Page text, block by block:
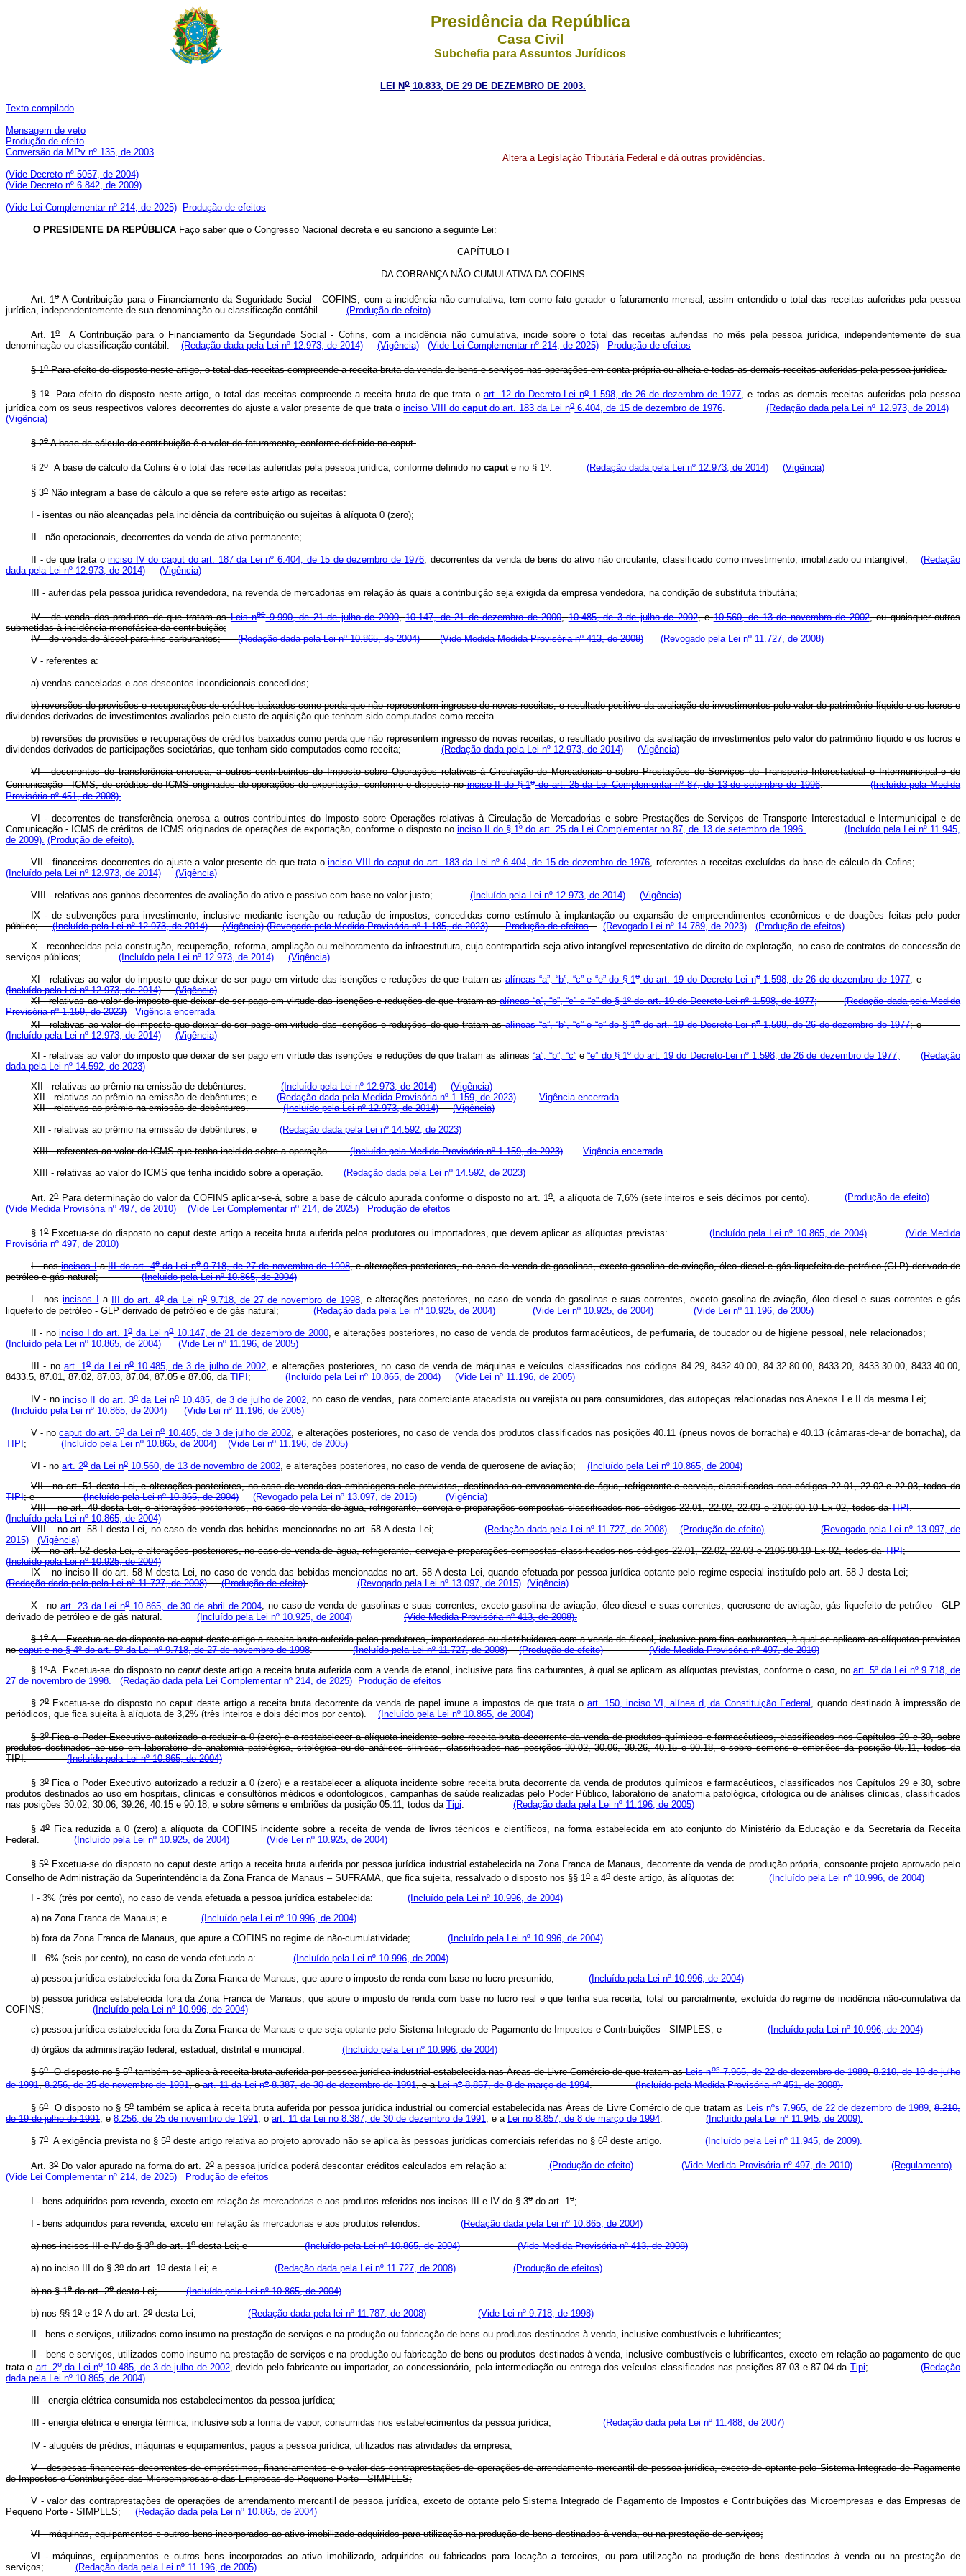
Presidência da República
Casa Civil
Subchefia para Assuntos Jurídicos
LEI No 10.833, DE 29 DE DEZEMBRO DE 2003.
Texto compilado
Mensagem de veto
Produção de efeito
Conversão da MPv nº 135, de 2003
(Vide Decreto nº 5057, de 2004)
(Vide Decreto nº 6.842, de 2009)
(Vide Lei Complementar nº 214, de 2025) Produção de efeitos
Altera a Legislação Tributária Federal e dá outras providências.
O PRESIDENTE DA REPÚBLICA Faço saber que o Congresso Nacional decreta e eu sanciono a seguinte Lei:
CAPÍTULO I
DA COBRANÇA NÃO-CUMULATIVA DA COFINS
Art. 1oA Contribuição para o Financiamento da Seguridade Social - COFINS, com a incidência não-cumulativa, tem como fato gerador o faturamento mensal, assim entendido o total das receitas auferidas pela pessoa
jurídica, independentemente de sua denominação ou classificação contábil.
(Produção de efeito)
Art. 1oA Contribuição para o Financiamento da Seguridade Social - Cofins, com a incidência não cumulativa, incide sobre o total das receitas auferidas no mês pela pessoa jurídica, independentemente de sua
denominação ou classificação contábil. (Redação dada pela Lei nº 12.973, de 2014) (Vigência) (Vide Lei Complementar nº 214, de 2025) Produção de efeitos
§ 1oPara efeito do disposto neste artigo, o total das receitas compreende a receita bruta da venda de bens e serviços nas operações em conta própria ou alheia e todas as demais receitas auferidas pela pessoa jurídica.
§ 1o Para efeito do disposto neste artigo, o total das receitas compreende a receita bruta de que trata o art. 12 do Decreto-Lei no1.598, de 26 de dezembro de 1977, e todas as demais receitas auferidas pela pessoa
jurídica com os seus respectivos valores decorrentes do ajuste a valor presente de que trata oinciso VIII do caputdo art. 183 da Lei no6.404, de 15 de dezembro de 1976.(Redação dada pela Lei nº 12.973, de 2014)
(Vigência)
§ 2oA base de cálculo da contribuição é o valor do faturamento, conforme definido no caput.
§ 2o A base de cálculo da Cofins é o total das receitas auferidas pela pessoa jurídica, conforme definido no capute no § 1o. (Redação dada pela Lei nº 12.973, de 2014) (Vigência)
§ 3o Não integram a base de cálculo a que se refere este artigo as receitas:
I - isentas ou não alcançadas pela incidência da contribuição ou sujeitas à alíquota 0 (zero);
II - não-operacionais, decorrentes da venda de ativo permanente;
II - de que trata oinciso IV do caput do art. 187 da Lei nº 6.404, de 15 de dezembro de 1976, decorrentes da venda de bens do ativo não circulante, classificado como investimento, imobilizado ou intangível;(Redação
dada pela Lei nº 12.973, de 2014)
(Vigência)
III - auferidas pela pessoa jurídica revendedora, na revenda de mercadorias em relação às quais a contribuição seja exigida da empresa vendedora, na condição de substituta tributária;
IV - de venda dos produtos de que tratam asLeis nos9.990, de 21 de julho de 2000,10.147, de 21 de dezembro de 2000,10.485, de 3 de julho de 2002, e10.560, de 13 de novembro de 2002, ou quaisquer outras
submetidas à incidência monofásica da contribuição;
IV - de venda de álcool para fins carburantes;(Redação dada pela Lei nº 10.865, de 2004) (Vide Medida Medida Provisória nº 413, de 2008) (Revogado pela Lei nº 11.727, de 2008)
V - referentes a:
a) vendas canceladas e aos descontos incondicionais concedidos;
b) reversões de provisões e recuperações de créditos baixados como perda que não representem ingresso de novas receitas, o resultado positivo da avaliação de investimentos pelo valor do patrimônio líquido e os lucros e
dividendos derivados de investimentos avaliados pelo custo de aquisição que tenham sido computados como receita.
b) reversões de provisões e recuperações de créditos baixados como perda que não representem ingresso de novas receitas, o resultado positivo da avaliação de investimentos pelo valor do patrimônio líquido e os lucros e
dividendos derivados de participações societárias, que tenham sido computados como receita; (Redação dada pela Lei nº 12.973, de 2014) (Vigência)
VI - decorrentes de transferência onerosa, a outros contribuintes do Imposto sobre Operações relativas à Circulação de Mercadorias e sobre Prestações de Serviços de Transporte Interestadual e Intermunicipal e de
Comunicação - ICMS, de créditos de ICMS originados de operações de exportação, conforme o disposto noinciso II do § 1odo art. 25 da Lei Complementar nº87, de 13 de setembro de 1996.(Incluído pela Medida
Provisória nº 451, de 2008).
VI - decorrentes de transferência onerosa a outros contribuintes do Imposto sobre Operações relativas à Circulação de Mercadorias e sobre Prestações de Serviços de Transporte Interestadual e Intermunicipal e de
Comunicação - ICMS de créditos de ICMS originados de operações de exportação, conforme o disposto no inciso II do § 1º do art. 25 da Lei Complementar no 87, de 13 de setembro de 1996.
(Incluído pela Lei nº 11.945,
de 2009). (Produção de efeito).
VII - financeiras decorrentes do ajuste a valor presente de que trata oinciso VIII do caput do art. 183 da Lei nº 6.404, de 15 de dezembro de 1976 , referentes a receitas excluídas da base de cálculo da Cofins;
(Incluído pela Lei nº 12.973, de 2014)
(Vigência)
VIII - relativas aos ganhos decorrentes de avaliação do ativo e passivo com base no valor justo; (Incluído pela Lei nº 12.973, de 2014)
(Vigência)
IX - de subvenções para investimento, inclusive mediante isenção ou redução de impostos, concedidas como estímulo à implantação ou expansão de empreendimentos econômicos e de doações feitas pelo poder
público;(Incluído pela Lei nº 12.973, de 2014) (Vigência) (Revogado pela Medida Provisória nº 1.185, de 2023) Produção de efeitos (Revogado Lei nº 14.789, de 2023)
(Produção de efeitos)
X - reconhecidas pela construção, recuperação, reforma, ampliação ou melhoramento da infraestrutura, cuja contrapartida seja ativo intangível representativo de direito de exploração, no caso de contratos de concessão de
serviços públicos; (Incluído pela Lei nº 12.973, de 2014) (Vigência)
XI - relativas ao valor do imposto que deixar de ser pago em virtude das isenções e reduções de que tratam asalíneas “a”, “b”, “c” e “e” do § 1odo art. 19 do Decreto-Lei no1.598, de 26 de dezembro de 1977; e
(Incluído pela Lei nº 12.973, de 2014)
(Vigência)
XI - relativas ao valor do imposto que deixar de ser pago em virtude das isenções e reduções de que tratam asalíneas “a”, “b”, “c” e “e” do § 1º do art. 19 do Decreto-Lei nº 1.598, de 1977;
(Redação dada pela Medida
Provisória nº 1.159, de 2023)
Vigência encerrada
XI - relativas ao valor do imposto que deixar de ser pago em virtude das isenções e reduções de que tratam asalíneas “a”, “b”, “c” e “e” do § 1odo art. 19 do Decreto-Lei no1.598, de 26 de dezembro de 1977; e
(Incluído pela Lei nº 12.973, de 2014)
(Vigência)
XI - relativas ao valor do imposto que deixar de ser pago em virtude das isenções e reduções de que tratam as alíneas “a”, “b”, “c” e“e” do § 1º do art. 19 do Decreto-Lei nº 1.598, de 26 de dezembro de 1977;
(Redação
dada pela Lei nº 14.592, de 2023)
XII - relativas ao prêmio na emissão de debêntures.(Incluído pela Lei nº 12.973, de 2014)
(Vigência)
XII - relativas ao prêmio na emissão de debêntures; e(Redação dada pela Medida Provisória nº 1.159, de 2023)
Vigência encerrada
XII - relativas ao prêmio na emissão de debêntures.(Incluído pela Lei nº 12.973, de 2014)
(Vigência)
XII - relativas ao prêmio na emissão de debêntures; e (Redação dada pela Lei nº 14.592, de 2023)
XIII - referentes ao valor do ICMS que tenha incidido sobre a operação.(Incluído pela Medida Provisória nº 1.159, de 2023)
Vigência encerrada
XIII - relativas ao valor do ICMS que tenha incidido sobre a operação. (Redação dada pela Lei nº 14.592, de 2023)
Art. 2oPara determinação do valor da COFINS aplicar-se-á, sobre a base de cálculo apurada conforme o disposto no art. 1o, a alíquota de 7,6% (sete inteiros e seis décimos por cento).
(Produção de efeito)
(Vide Medida Provisória nº 497, de 2010)
(Vide Lei Complementar nº 214, de 2025) Produção de efeitos
§ 1oExcetua-se do disposto no caput deste artigo a receita bruta auferida pelos produtores ou importadores, que devem aplicar as alíquotas previstas: (Incluído pela Lei nº 10.865, de 2004)
(Vide Medida
Provisória nº 497, de 2010)
I - nosincisos IaIII do art. 4oda Lei no9.718, de 27 de novembro de 1998, e alterações posteriores, no caso de venda de gasolinas, exceto gasolina de aviação, óleo diesel e gás liquefeito de petróleo (GLP) derivado de
petróleo e gás natural;(Incluído pela Lei nº 10.865, de 2004)
I - nosincisos I a III do art. 4oda Lei no9.718, de 27 de novembro de 1998, e alterações posteriores, no caso de venda de gasolinas e suas correntes, exceto gasolina de aviação, óleo diesel e suas correntes e gás
liquefeito de petróleo - GLP derivado de petróleo e de gás natural; (Redação dada pela Lei nº 10.925, de 2004) (Vide Lei nº 10.925, de 2004) (Vide Lei nº 11.196, de 2005)
II - noinciso I do art. 1oda Lei no10.147, de 21 de dezembro de 2000, e alterações posteriores, no caso de venda de produtos farmacêuticos, de perfumaria, de toucador ou de higiene pessoal, nele relacionados;
(Incluído pela Lei nº 10.865, de 2004)
(Vide Lei nº 11.196, de 2005)
III - no art. 1oda Lei no10.485, de 3 de julho de 2002, e alterações posteriores, no caso de venda de máquinas e veículos classificados nos códigos 84.29, 8432.40.00, 84.32.80.00, 8433.20, 8433.30.00, 8433.40.00,
8433.5, 87.01, 87.02, 87.03, 87.04, 87.05 e 87.06, da TIPI ; (Incluído pela Lei nº 10.865, de 2004) (Vide Lei nº 11.196, de 2005)
IV - no inciso II do art. 3oda Lei no 10.485, de 3 de julho de 2002, no caso de vendas, para comerciante atacadista ou varejista ou para consumidores, das autopeças relacionadas nos Anexos I e II da mesma Lei;
(Incluído pela Lei nº 10.865, de 2004)
(Vide Lei nº 11.196, de 2005)
V - nocaput do art. 5oda Lei no10.485, de 3 de julho de 2002, e alterações posteriores, no caso de venda dos produtos classificados nas posições 40.11 (pneus novos de borracha) e 40.13 (câmaras-de-ar de borracha), da
TIPI ; (Incluído pela Lei nº 10.865, de 2004) (Vide Lei nº 11.196, de 2005)
VI - no art. 2o da Lei no 10.560, de 13 de novembro de 2002, e alterações posteriores, no caso de venda de querosene de aviação; (Incluído pela Lei nº 10.865, de 2004)
VII - no art. 51 desta Lei, e alterações posteriores, no caso de venda das embalagens nele previstas, destinadas ao envasamento de água, refrigerante e cerveja, classificados nos códigos 22.01, 22.02 e 22.03, todos da
TIPI; e(Incluído pela Lei nº 10.865, de 2004) (Revogado pela Lei nº 13.097, de 2015)
(Vigência)
VIII – no art. 49 desta Lei, e alterações posteriores, no caso de venda de água, refrigerante, cerveja e preparações compostas classificados nos códigos 22.01, 22.02, 22.03 e 2106.90.10 Ex 02, todos daTIPI.
(Incluído pela Lei nº 10.865, de 2004)
VIII – no art. 58-I desta Lei, no caso de venda das bebidas mencionadas no art. 58-A desta Lei; (Redação dada pela Lei nº 11.727, de 2008) (Produção de efeito)
(Revogado pela Lei nº 13.097, de
2015)
(Vigência)
IX - no art. 52 desta Lei, e alterações posteriores, no caso de venda de água, refrigerante, cerveja e preparações compostas classificados nos códigos 22.01, 22.02, 22.03 e 2106.90.10 Ex 02, todos daTIPI;
(Incluído pela Lei nº 10.925, de 2004)
IX – no inciso II do art. 58-M desta Lei, no caso de venda das bebidas mencionadas no art. 58-A desta Lei, quando efetuada por pessoa jurídica optante pelo regime especial instituído pelo art. 58-J desta Lei;
(Redação dada pela pela Lei nº 11.727, de 2008)
(Produção de efeito) (Revogado pela Lei nº 13.097, de 2015) (Vigência)
X - noart. 23 da Lei no10.865, de 30 de abril de 2004, no caso de venda de gasolinas e suas correntes, exceto gasolina de aviação, óleo diesel e suas correntes, querosene de aviação, gás liquefeito de petróleo - GLP
derivado de petróleo e de gás natural. (Incluído pela Lei nº 10.925, de 2004) (Vide Medida Provisória nº 413, de 2008).
§ 1o-A. Excetua-se do disposto no caput deste artigo a receita bruta auferida pelos produtores, importadores ou distribuidores com a venda de álcool, inclusive para fins carburantes, à qual se aplicam as alíquotas previstas
nocaput e no § 4º do art. 5º da Lei nº 9.718, de 27 de novembro de 1998.(Incluído pela Lei nº 11.727, de 2008) (Produção de efeito)
(Vide Medida Provisória nº 497, de 2010)
§ 1º-A. Excetua-se do disposto nocaput deste artigo a receita bruta auferida com a venda de etanol, inclusive para fins carburantes, à qual se aplicam as alíquotas previstas, conforme o caso, no art. 5º da Lei nº 9.718, de
27 de novembro de 1998.
(Redação dada pela Lei Complementar nº 214, de 2025) Produção de efeitos
§ 2o Excetua-se do disposto no caput deste artigo a receita bruta decorrente da venda de papel imune a impostos de que trata o art. 150, inciso VI, alínea d, da Constituição Federal , quando destinado à impressão de
periódicos, que fica sujeita à alíquota de 3,2% (três inteiros e dois décimos por cento). (Incluído pela Lei nº 10.865, de 2004)
§ 3oFica o Poder Executivo autorizado a reduzir a 0 (zero) e a restabelecer a alíquota incidente sobre receita bruta decorrente da venda de produtos químicos e farmacêuticos, classificados nos Capítulos 29 e 30, sobre
produtos destinados ao uso em laboratório de anatomia patológica, citológica ou de análises clínicas, classificados nas posições 30.02, 30.06, 39.26, 40.15 e 90.18, e sobre semens e embriões da posição 05.11, todos da
TIPI.(Incluído pela Lei nº 10.865, de 2004)
§ 3oFica o Poder Executivo autorizado a reduzir a 0 (zero) e a restabelecer a alíquota incidente sobre receita bruta decorrente da venda de produtos químicos e farmacêuticos, classificados nos Capítulos 29 e 30, sobre
produtos destinados ao uso em hospitais, clínicas e consultórios médicos e odontológicos, campanhas de saúde realizadas pelo Poder Público, laboratório de anatomia patológica, citológica ou de análises clínicas, classificados
nas posições 30.02, 30.06, 39.26, 40.15 e 90.18, e sobre sêmens e embriões da posição 05.11, todos da Tipi. (Redação dada pela Lei nº 11.196, de 2005)
§ 4oFica reduzida a 0 (zero) a alíquota da COFINS incidente sobre a receita de venda de livros técnicos e científicos, na forma estabelecida em ato conjunto do Ministério da Educação e da Secretaria da Receita
Federal. (Incluído pela Lei nº 10.925, de 2004) (Vide Lei nº 10.925, de 2004)
§ 5oExcetua-se do disposto no caput deste artigo a receita bruta auferida por pessoa jurídica industrial estabelecida na Zona Franca de Manaus, decorrente da venda de produção própria, consoante projeto aprovado pelo
Conselho de Administração da Superintendência da Zona Franca de Manaus – SUFRAMA, que fica sujeita, ressalvado o disposto nos §§ 1o a 4o deste artigo, às alíquotas de: (Incluído pela Lei nº 10.996, de 2004)
I - 3% (três por cento), no caso de venda efetuada a pessoa jurídica estabelecida: (Incluído pela Lei nº 10.996, de 2004)
a) na Zona Franca de Manaus; e (Incluído pela Lei nº 10.996, de 2004)
b) fora da Zona Franca de Manaus, que apure a COFINS no regime de não-cumulatividade; (Incluído pela Lei nº 10.996, de 2004)
II - 6% (seis por cento), no caso de venda efetuada a: (Incluído pela Lei nº 10.996, de 2004)
a) pessoa jurídica estabelecida fora da Zona Franca de Manaus, que apure o imposto de renda com base no lucro presumido; (Incluído pela Lei nº 10.996, de 2004)
b) pessoa jurídica estabelecida fora da Zona Franca de Manaus, que apure o imposto de renda com base no lucro real e que tenha sua receita, total ou parcialmente, excluída do regime de incidência não-cumulativa da
COFINS; (Incluído pela Lei nº 10.996, de 2004)
c) pessoa jurídica estabelecida fora da Zona Franca de Manaus e que seja optante pelo Sistema Integrado de Pagamento de Impostos e Contribuições - SIMPLES; e (Incluído pela Lei nº 10.996, de 2004)
d) órgãos da administração federal, estadual, distrital e municipal. (Incluído pela Lei nº 10.996, de 2004)
§ 6o O disposto no § 5otambém se aplica à receita bruta auferida por pessoa jurídica industrial estabelecida nas Áreas de Livre Comércio de que tratam asLeis nos7.965, de 22 de dezembro de 1989,8.210, de 19 de julho
de 1991,8.256, de 25 de novembro de 1991, oart. 11 da Lei no8.387, de 30 de dezembro de 1991, e aLei no8.857, de 8 de março de 1994.(Incluído pela Medida Provisória nº 451, de 2008).
§ 6oO disposto no § 5otambém se aplica à receita bruta auferida por pessoa jurídica industrial ou comercial estabelecida nas Áreas de Livre Comércio de que tratam as Leis nºs 7.965, de 22 de dezembro de 1989,8.210,
de 19 de julho de 1991, e 8.256, de 25 de novembro de 1991, o art. 11 da Lei no 8.387, de 30 de dezembro de 1991, e a Lei no 8.857, de 8 de março de 1994. (Incluído pela Lei nº 11.945, de 2009).
§ 7o A exigência prevista no § 5o deste artigo relativa ao projeto aprovado não se aplica às pessoas jurídicas comerciais referidas no § 6o deste artigo. (Incluído pela Lei nº 11.945, de 2009).
Art. 3oDo valor apurado na forma do art. 2oa pessoa jurídica poderá descontar créditos calculados em relação a: (Produção de efeito) (Vide Medida Provisória nº 497, de 2010)
(Regulamento)
(Vide Lei Complementar nº 214, de 2025)
Produção de efeitos
I - bens adquiridos para revenda, exceto em relação às mercadorias e aos produtos referidos nos incisos III e IV do § 3odo art. 1o;
I - bens adquiridos para revenda, exceto em relação às mercadorias e aos produtos referidos: (Redação dada pela Lei nº 10.865, de 2004)
a) nos incisos III e IV do § 3odo art. 1odesta Lei; e(Incluído pela Lei nº 10.865, de 2004) (Vide Medida Provisória nº 413, de 2008)
a) no inciso III do § 3o do art. 1o desta Lei; e (Redação dada pela Lei nº 11.727, de 2008) (Produção de efeitos)
b) no § 1odo art. 2odesta Lei;(Incluído pela Lei nº 10.865, de 2004)
b) nos §§ 1o e 1o-A do art. 2o desta Lei; (Redação dada pela lei nº 11.787, de 2008)
(Vide Lei nº 9.718, de 1998)
II - bens e serviços, utilizados como insumo na prestação de serviços e na produção ou fabricação de bens ou produtos destinados à venda, inclusive combustíveis e lubrificantes;
II - bens e serviços, utilizados como insumo na prestação de serviços e na produção ou fabricação de bens ou produtos destinados à venda, inclusive combustíveis e lubrificantes, exceto em relação ao pagamento de que
trata o art. 2oda Lei no10.485, de 3 de julho de 2002 , devido pelo fabricante ou importador, ao concessionário, pela intermediação ou entrega dos veículos classificados nas posições 87.03 e 87.04 da Tipi;(Redação
dada pela Lei nº 10.865, de 2004)
III - energia elétrica consumida nos estabelecimentos da pessoa jurídica;
III - energia elétrica e energia térmica, inclusive sob a forma de vapor, consumidas nos estabelecimentos da pessoa jurídica; (Redação dada pela Lei nº 11.488, de 2007)
IV - aluguéis de prédios, máquinas e equipamentos, pagos a pessoa jurídica, utilizados nas atividades da empresa;
V - despesas financeiras decorrentes de empréstimos, financiamentos e o valor das contraprestações de operações de arrendamento mercantil de pessoa jurídica, exceto de optante pelo Sistema Integrado de Pagamento
de Impostos e Contribuições das Microempresas e das Empresas de Pequeno Porte - SIMPLES;
V - valor das contraprestações de operações de arrendamento mercantil de pessoa jurídica, exceto de optante pelo Sistema Integrado de Pagamento de Impostos e Contribuições das Microempresas e das Empresas de
Pequeno Porte - SIMPLES; (Redação dada pela Lei nº 10.865, de 2004)
VI - máquinas, equipamentos e outros bens incorporados ao ativo imobilizado adquiridos para utilização na produção de bens destinados à venda, ou na prestação de serviços;
VI - máquinas, equipamentos e outros bens incorporados ao ativo imobilizado, adquiridos ou fabricados para locação a terceiros, ou para utilização na produção de bens destinados à venda ou na prestação de
serviços; (Redação dada pela Lei nº 11.196, de 2005)